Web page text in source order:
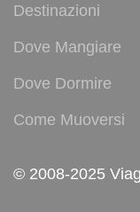
Destinazioni
Dove Mangiare
Dove Dormire
Come Muoversi
© 2008-2025